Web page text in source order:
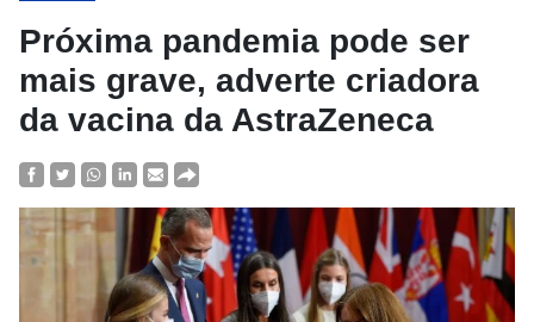
Próxima pandemia pode ser
mais grave, adverte criadora
da vacina da AstraZeneca